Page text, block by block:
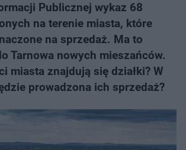
Publicznej wykaz 68
na terenie miasta, które
na sprzedaż. Ma to
Tarnowa nowych mieszańców.
miasta znajdują się działki? W
prowadzona ich sprzedaż?